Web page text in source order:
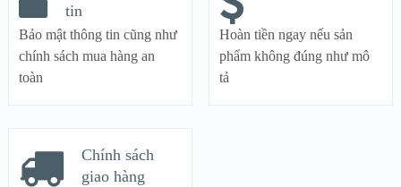
tin
Bảo mật thông tin cũng như
chính sách mua hàng an
toàn
Hoàn tiền ngay nếu sản
phẩm không đúng như mô
tả
Chính sách
giao hàng